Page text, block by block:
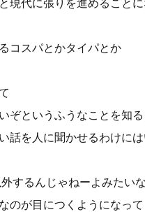
現代に張りを進めること
コスパとかタイパとか
ぞというふうなことを知
話を人に聞かせるわけに
するんじゃねーよみたいな
のが目につくようになって